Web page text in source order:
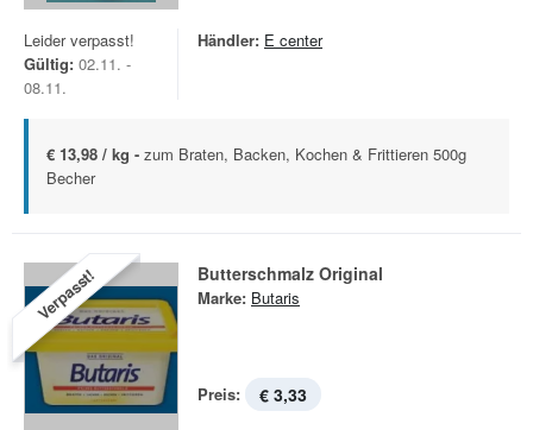
Leider verpasst!
Gültig: 02.11. -
08.11.
Händler: E center
€ 13,98 / kg - zum Braten, Backen, Kochen & Frittieren 500g
Becher
Verpasst! Butterschmalz Original
Marke: Butaris
Preis: € 3,33